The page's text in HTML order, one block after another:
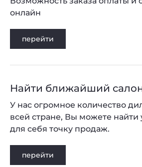
перейти
онлайн
Найти ближайший
перейти
У нас огромное количество
всей стране, Вы можете
для себя точку продаж.